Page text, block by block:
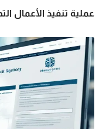
عملية تنفيذ الأعمال